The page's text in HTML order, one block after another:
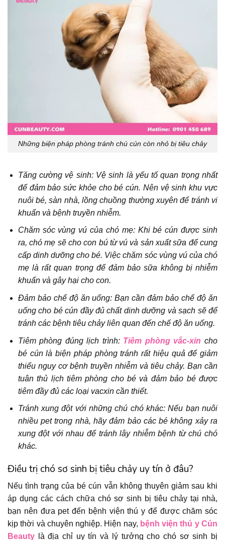
Những biện pháp phòng tránh chú cún còn nhỏ bị tiêu chảy
Tăng cường vệ sinh: Vệ sinh là yếu tố quan trọng nhất
để đảm bảo sức khỏe cho bé cún. Nên vệ sinh khu vực
nuôi bé, sàn nhà, lồng chuồng thường xuyên để tránh vi
khuẩn và bệnh truyền nhiễm.
Chăm sóc vùng vú của chó mẹ: Khi bé cún được sinh
ra, chó mẹ sẽ cho con bú từ vú và sản xuất sữa để cung
cấp dinh dưỡng cho bé. Việc chăm sóc vùng vú của chó
mẹ là rất quan trọng để đảm bảo sữa không bị nhiễm
khuẩn và gây hại cho con.
Đảm bảo chế độ ăn uống: Bạn cần đảm bảo chế độ ăn
uống cho bé cún đầy đủ chất dinh dưỡng và sạch sẽ để
tránh các bệnh tiêu chảy liên quan đến chế độ ăn uống.
Tiêm phòng đúng lịch trình: Tiêm phòng vắc-xin cho
bé cún là biện pháp phòng tránh rất hiệu quả để giảm
thiểu nguy cơ bệnh truyền nhiễm và tiêu chảy. Bạn cần
tuân thủ lịch tiêm phòng cho bé và đảm bảo bé được
tiêm đầy đủ các loại vacxin cần thiết.
Tránh xung đột với những chú chó khác: Nếu bạn nuôi
nhiều pet trong nhà, hãy đảm bảo các bé không xảy ra
xung đột với nhau để tránh lây nhiễm bệnh từ chú chó
khác.
Điều trị chó sơ sinh bị tiêu chảy uy tín ở đâu?
Nếu tình trạng của bé cún vẫn không thuyên giảm sau khi
áp dụng các cách chữa chó sơ sinh bị tiêu chảy tại nhà,
bạn nên đưa pet đến bệnh viện thú y để được chăm sóc
kịp thời và chuyên nghiệp. Hiện nay, bệnh viện thú y Cún
Beauty là địa chỉ uy tín và lý tưởng cho chó sơ sinh bị